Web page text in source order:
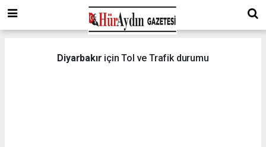
Diyarbakır için Tol ve Trafik durumu